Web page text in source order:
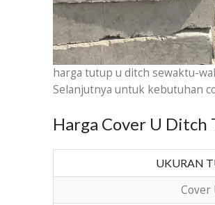
harga tutup u ditch sewaktu-
Selanjutnya untuk kebutuhan
Harga Cover U Ditch
UKURAN
Cover